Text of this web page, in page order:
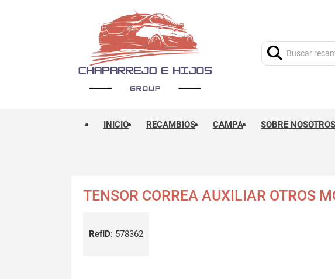
INICIO RECAMBIOS CAMPA SOBRE NOSOTROS
TENSOR CORREA AUXILIAR OTROS
RefID: 578362